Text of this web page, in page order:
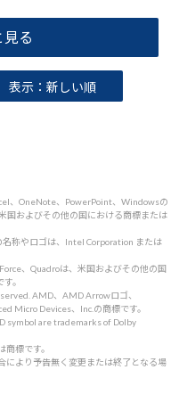
見る
表示：新しい順
、OneNote、PowerPoint、Windowsの
国およびその他の国における商標または
称やロゴは、Intel Corporation または
、Quadroは、米国およびその他の国
。
AMD、AMD Arrowロゴ、
Micro Devices、Inc.の商標です。
symbol are trademarks of Dolby
標です。
により予告無く変更または終了となる場